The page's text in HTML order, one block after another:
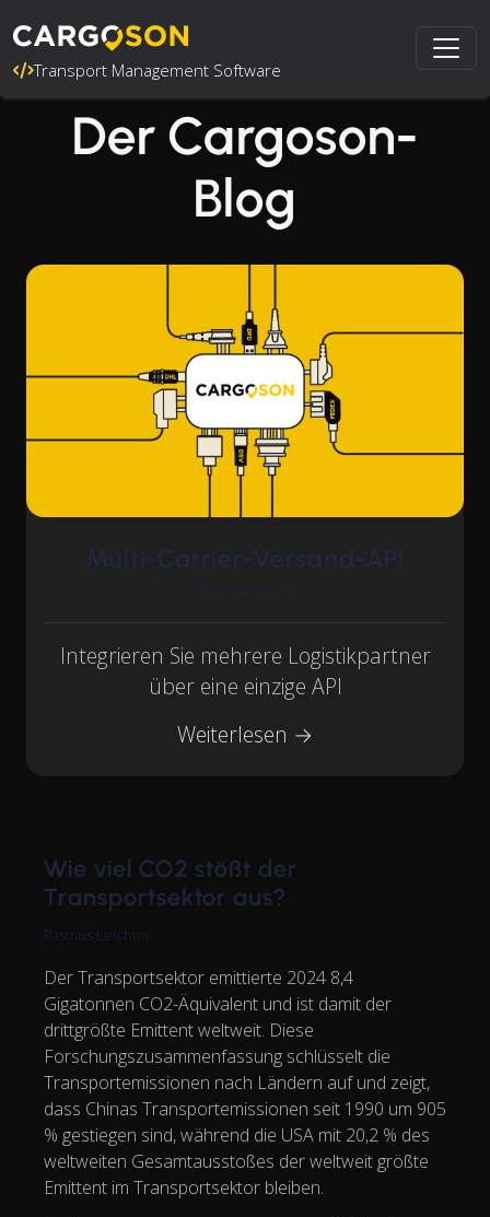
Transport Management Software
Der Cargoson-
Blog
Multi-Carrier-Versand-API
Ülari Kalamees
Integrieren Sie mehrere Logistikpartner
über eine einzige API
Weiterlesen →
Wie viel CO2 stößt der
Transportsektor aus?
Rasmus Leichter
Der Transportsektor emittierte 2024 8,4
Gigatonnen CO2-Äquivalent und ist damit der
drittgrößte Emittent weltweit. Diese
Forschungszusammenfassung schlüsselt die
Transportemissionen nach Ländern auf und zeigt,
dass Chinas Transportemissionen seit 1990 um 905
% gestiegen sind, während die USA mit 20,2 % des
weltweiten Gesamtausstoßes der weltweit größte
Emittent im Transportsektor bleiben.